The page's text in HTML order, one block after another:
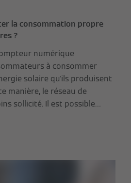
la consommation propre
?
numérique
à consommer
solaire qu'ils produisent
manière, le réseau de
sollicité. Il est possible
consommation jusqu'à 70
de maintenir la facture